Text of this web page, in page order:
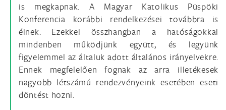
is megkapnak. A Magyar Katolikus Püspöki
Konferencia korábbi rendelkezései továbbra is
élnek. Ezekkel összhangban a hatóságokkal
mindenben működjünk együtt, és legyünk
figyelemmel az általuk adott általános irányelvekre.
Ennek megfelelően fognak az arra illetékesek
nagyobb létszámú rendezvényeink esetében eseti
döntést hozni.